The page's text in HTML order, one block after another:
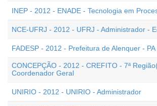
INEP - 2012 - ENADE - Tecnologia em
NCE-UFRJ - 2012 - UFRJ - Administrador -
FADESP - 2012 - Prefeitura de Alenquer -
CONCEPÇÃO - 2012 - CREFITO - 7ª
Coordenador Geral
UNIRIO - 2012 - UNIRIO - Administrador